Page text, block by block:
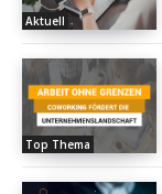
Aktuell
Top Thema